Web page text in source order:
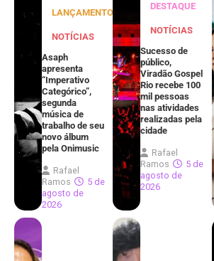
LANÇAMENTOS
NOTÍCIAS
Asaph
apresenta
“Imperativo
Categórico”,
segunda
música de
trabalho de seu
novo álbum
pela Onimusic
Rafael
Ramos
5 de
agosto de
2026
DESTAQUE
NOTÍCIAS
Sucesso de
público,
Viradão Gospel
Rio recebe 100
mil pessoas
nas atividades
realizadas pela
cidade
Rafael
Ramos
5 de
agosto de
2026